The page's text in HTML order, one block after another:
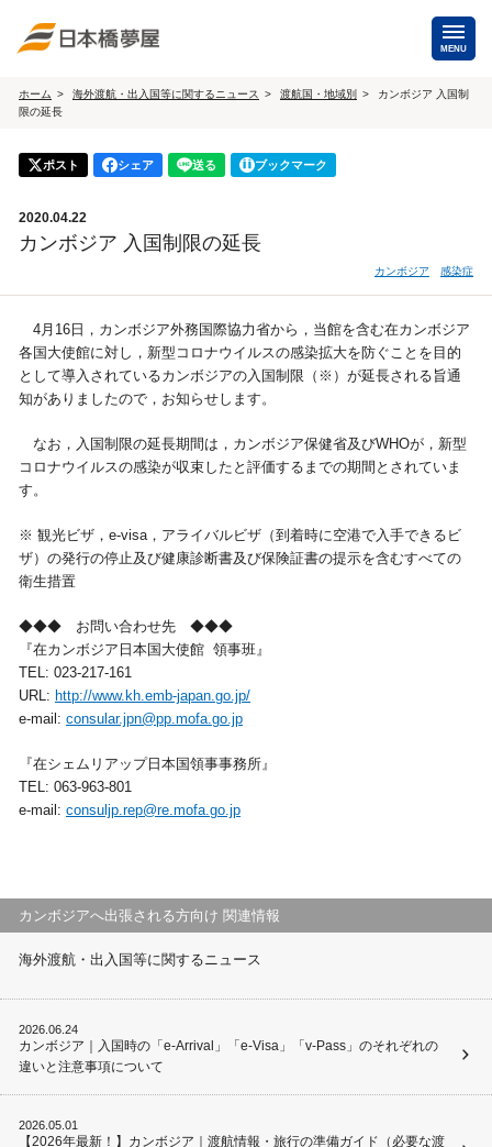
MENU
海外航空券
商用・就労ビザ
ホテル・専用車・
通訳・ガイド
国内手配
貸切バス・ハイヤー 通訳・ガイド
視察旅行・研修旅行 国内手配トップ
採用情報
お問合わせ
ホーム 海外渡航・出入国等に関するニュース 渡航国・地域別
カンボジア 入国制
限の延長
ポスト シェア 送る ブックマーク
2020.04.22
カンボジア 入国制限の延長
カンボジア 感染症
4月16日，カンボジア外務国際協力省から，当館を含む在カンボジア
各国大使館に対し，新型コロナウイルスの感染拡大を防ぐことを目的
として導入されているカンボジアの入国制限（※）が延長される旨通
知がありましたので，お知らせします。
なお，入国制限の延長期間は，カンボジア保健省及びWHOが，新型
コロナウイルスの感染が収束したと評価するまでの期間とされていま
す。
※ 観光ビザ，e-visa，アライバルビザ（到着時に空港で入手できるビ
ザ）の発行の停止及び健康診断書及び保険証書の提示を含むすべての
衛生措置
◆◆◆ お問い合わせ先 ◆◆◆
『在カンボジア日本国大使館 領事班』
TEL: 023-217-161
URL: http://www.kh.emb-japan.go.jp/
e-mail: consular.jpn@pp.mofa.go.jp
『在シェムリアップ日本国領事事務所』
TEL: 063-963-801
e-mail: consuljp.rep@re.mofa.go.jp
カンボジアへ出張される方向け 関連情報
海外渡航・出入国等に関するニュース
2026.06.24
カンボジア｜入国時の「e-Arrival」「e-Visa」「v-Pass」のそれぞれの
違いと注意事項について
2026.05.01
【2026年最新！】カンボジア｜渡航情報・旅行の準備ガイド（必要な渡